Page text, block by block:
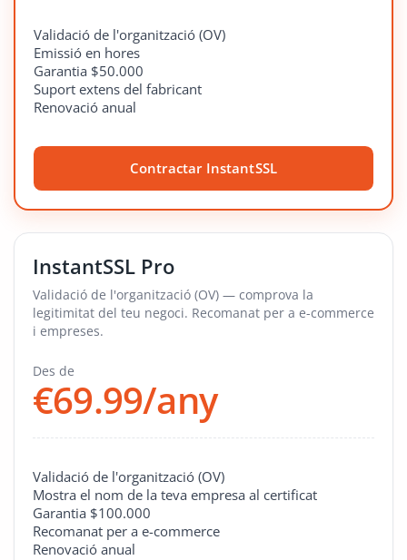
Validació de l'organització (OV)
Emissió en hores
Garantia $50.000
Suport extens del fabricant
Renovació anual
Contractar InstantSSL
InstantSSL Pro
Validació de l'organització (OV) — comprova la
legitimitat del teu negoci. Recomanat per a e-commerce
i empreses.
Des de
€69.99/any
Validació de l'organització (OV)
Mostra el nom de la teva empresa al certificat
Garantia $100.000
Recomanat per a e-commerce
Renovació anual